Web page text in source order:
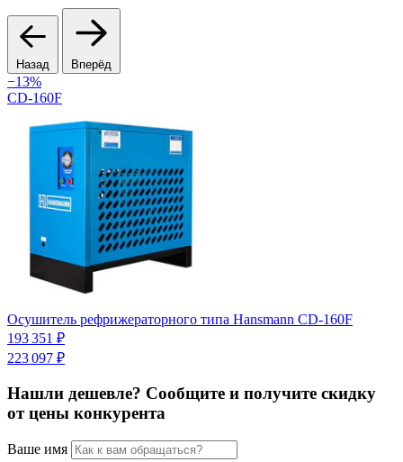
Назад Вперёд
−13%
CD-160F
Осушитель рефрижераторного типа Hansmann CD-160F
193 351 ₽
223 097 ₽
Нашли дешевле? Сообщите и получите скидку
от цены конкурента
Ваше имя